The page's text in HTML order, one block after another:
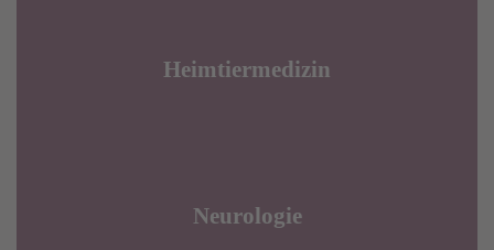
Heimtiermedizin
Neurologie